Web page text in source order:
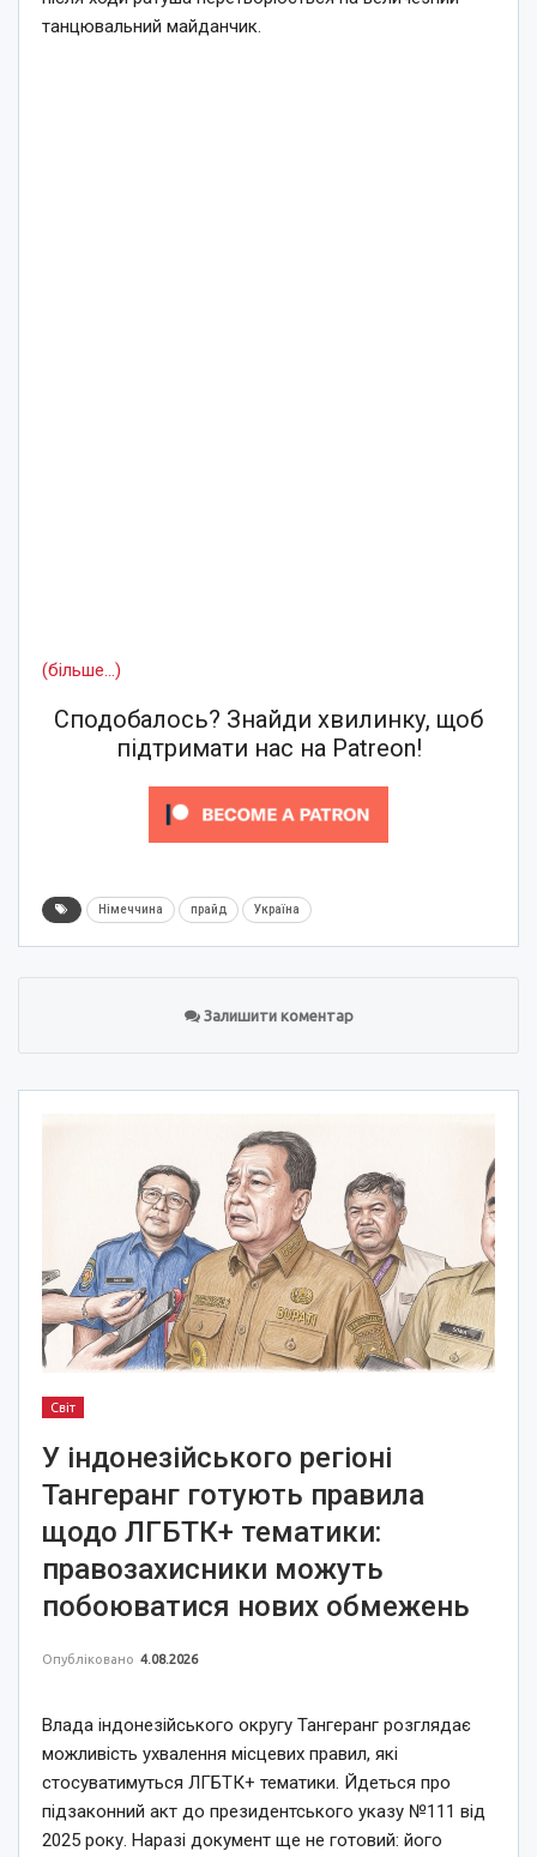
танцювальний майданчик.
(більше…)
Сподобалось? Знайди хвилинку, щоб
підтримати нас на Patreon!
Німеччина прайд Україна
Залишити коментар
Світ
У індонезійського регіоні
Тангеранг готують правила
щодо ЛГБТК+ тематики:
правозахисники можуть
побоюватися нових обмежень
Опубліковано 4.08.2026
Влада індонезійського округу Тангеранг розглядає
можливість ухвалення місцевих правил, які
стосуватимуться ЛГБТК+ тематики. Йдеться про
підзаконний акт до президентського указу №111 від
2025 року. Наразі документ ще не готовий: його